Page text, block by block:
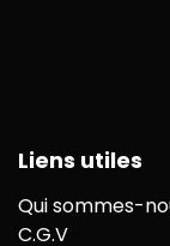
Liens utiles
Qui sommes-
C.G.V